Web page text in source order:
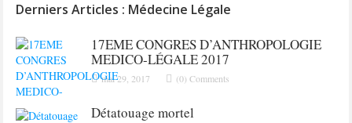
Derniers Articles : Médecine Légale
17EME CONGRES D’ANTHROPOLOGIE
MEDICO-LÉGALE 2017
mai 29, 2017 (0) Comments
Détatouage mortel